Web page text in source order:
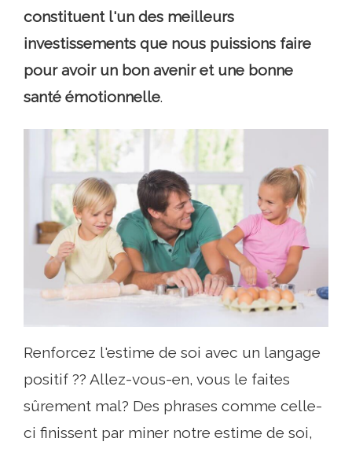
constituent l'un des meilleurs
investissements que nous puissions faire
pour avoir un bon avenir et une bonne
santé émotionnelle.
Renforcez l'estime de soi avec un langage
positif ?? Allez-vous-en, vous le faites
sûrement mal? Des phrases comme celle-
ci finissent par miner notre estime de soi,